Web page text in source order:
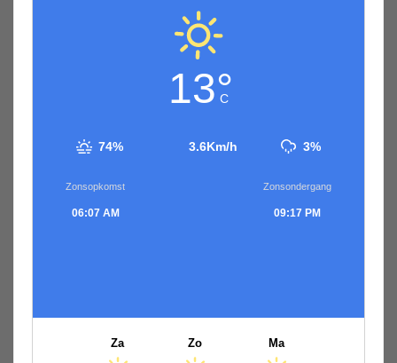
13°
C
74% 3.6Km/h 3%
Zonsopkomst
06:07 AM
Zonsondergang
09:17 PM
Za Zo Ma